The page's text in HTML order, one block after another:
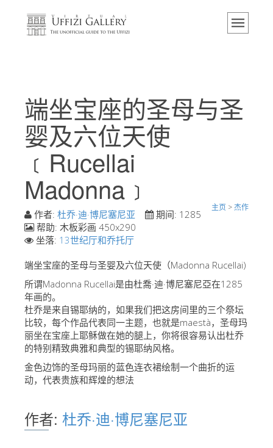
主页
活动 & 展览
游客的评论
联系我们
参观乌菲兹
现在预定
虚拟之旅
杰作
展示室
艺术家
新展示室厅
佛罗伦萨博物馆
巴杰罗美术馆
学院美术馆
美第奇教堂
端坐宝座的圣母与圣
婴及六位天使
﹝Rucellai
Madonna﹞
主页 >杰作
作者: 杜乔·迪·博尼塞尼亚 期间: 1285
帮助: 木板彩画 450x290
坐落: 13世纪厅和乔托厅
端坐宝座的圣母与圣婴及六位天使（Madonna Rucellai)
所谓Madonna Rucellai是由杜喬·迪·博尼塞尼亞在1285
年画的。
杜乔是来自锡耶纳的，如果我们把这房间里的三个祭坛
比较，每个作品代表同一主题，也就是maestà，圣母玛
丽坐在宝座上耶稣做在她的腿上，你将很容易认出杜乔
的特别精致典雅和典型的锡耶纳风格。
金色边饰的圣母玛丽的蓝色连衣裙绘制一个曲折的运
动，代表贵族和辉煌的想法
作者: 杜乔·迪·博尼塞尼亚